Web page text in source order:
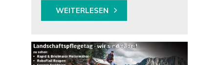
WEITERLESEN